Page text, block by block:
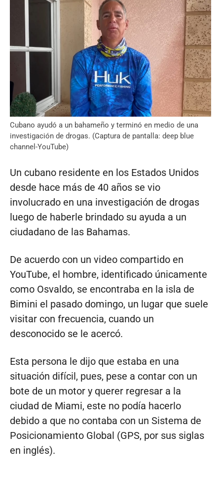
Cubano ayudó a un bahameño y terminó en medio de una
investigación de drogas. (Captura de pantalla: deep blue
channel-YouTube)
Un cubano residente en los Estados Unidos
desde hace más de 40 años se vio
involucrado en una investigación de drogas
luego de haberle brindado su ayuda a un
ciudadano de las Bahamas.
De acuerdo con un video compartido en
YouTube, el hombre, identificado únicamente
como Osvaldo, se encontraba en la isla de
Bimini el pasado domingo, un lugar que suele
visitar con frecuencia, cuando un
desconocido se le acercó.
Esta persona le dijo que estaba en una
situación difícil, pues, pese a contar con un
bote de un motor y querer regresar a la
ciudad de Miami, este no podía hacerlo
debido a que no contaba con un Sistema de
Posicionamiento Global (GPS, por sus siglas
en inglés).